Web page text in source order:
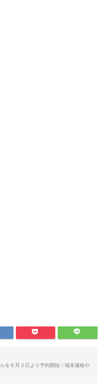
を６月２日より予約開始！端末価格や